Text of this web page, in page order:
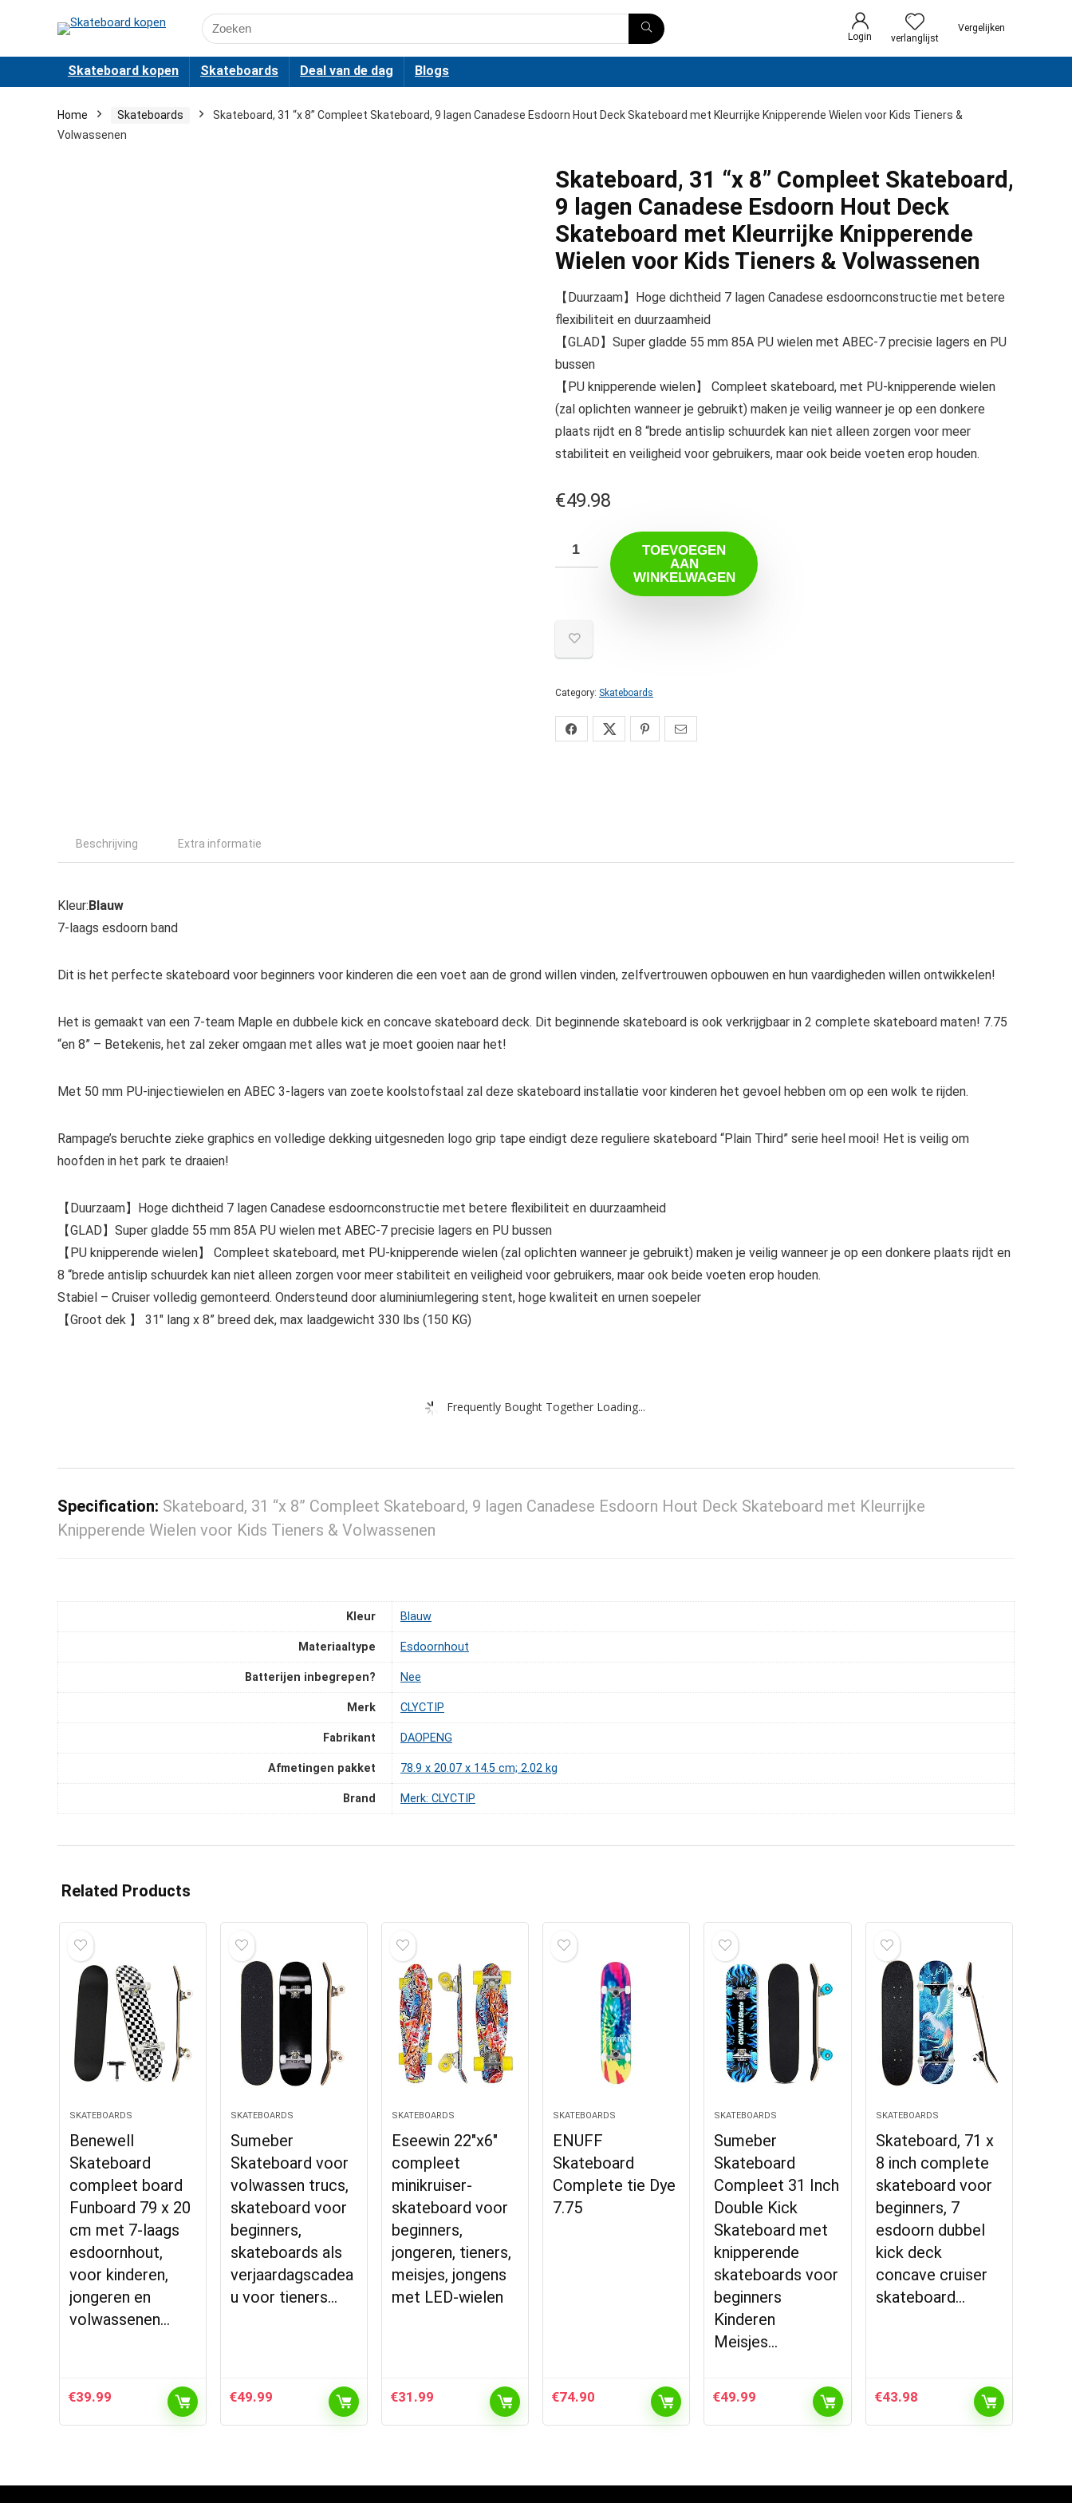
Search
for:
Login verlanglijst
Vergelijken
Skateboard kopen Skateboards Deal van de dag Blogs
Home Skateboards
Skateboard, 31 “x 8” Compleet Skateboard, 9 lagen Canadese Esdoorn Hout Deck Skateboard met Kleurrijke Knipperende Wielen voor Kids Tieners &
Volwassenen
Skateboard, 31 “x 8” Compleet Skateboard,
9 lagen Canadese Esdoorn Hout Deck
Skateboard met Kleurrijke Knipperende
Wielen voor Kids Tieners & Volwassenen
【Duurzaam】Hoge dichtheid 7 lagen Canadese esdoornconstructie met betere
flexibiliteit en duurzaamheid
【GLAD】Super gladde 55 mm 85A PU wielen met ABEC-7 precisie lagers en PU
bussen
【PU knipperende wielen】 Compleet skateboard, met PU-knipperende wielen
(zal oplichten wanneer je gebruikt) maken je veilig wanneer je op een donkere
plaats rijdt en 8 “brede antislip schuurdek kan niet alleen zorgen voor meer
stabiliteit en veiligheid voor gebruikers, maar ook beide voeten erop houden.
€49.98
TOEVOEGEN
AAN
WINKELWAGEN
Category: Skateboards
Beschrijving Extra informatie
Kleur:Blauw
7-laags esdoorn band
Dit is het perfecte skateboard voor beginners voor kinderen die een voet aan de grond willen vinden, zelfvertrouwen opbouwen en hun vaardigheden willen ontwikkelen!
Het is gemaakt van een 7-team Maple en dubbele kick en concave skateboard deck. Dit beginnende skateboard is ook verkrijgbaar in 2 complete skateboard maten! 7.75
“en 8” – Betekenis, het zal zeker omgaan met alles wat je moet gooien naar het!
Met 50 mm PU-injectiewielen en ABEC 3-lagers van zoete koolstofstaal zal deze skateboard installatie voor kinderen het gevoel hebben om op een wolk te rijden.
Rampage’s beruchte zieke graphics en volledige dekking uitgesneden logo grip tape eindigt deze reguliere skateboard “Plain Third” serie heel mooi! Het is veilig om
hoofden in het park te draaien!
【Duurzaam】Hoge dichtheid 7 lagen Canadese esdoornconstructie met betere flexibiliteit en duurzaamheid
【GLAD】Super gladde 55 mm 85A PU wielen met ABEC-7 precisie lagers en PU bussen
【PU knipperende wielen】 Compleet skateboard, met PU-knipperende wielen (zal oplichten wanneer je gebruikt) maken je veilig wanneer je op een donkere plaats rijdt en
8 “brede antislip schuurdek kan niet alleen zorgen voor meer stabiliteit en veiligheid voor gebruikers, maar ook beide voeten erop houden.
Stabiel – Cruiser volledig gemonteerd. Ondersteund door aluminiumlegering stent, hoge kwaliteit en urnen soepeler
【Groot dek 】 31″ lang x 8” breed dek, max laadgewicht 330 lbs (150 KG)
Frequently Bought Together Loading...
Specification: Skateboard, 31 “x 8” Compleet Skateboard, 9 lagen Canadese Esdoorn Hout Deck Skateboard met Kleurrijke
Knipperende Wielen voor Kids Tieners & Volwassenen
Kleur ‎Blauw
Materiaaltype ‎Esdoornhout
Batterijen inbegrepen? ‎Nee
Merk ‎CLYCTIP
Fabrikant ‎DAOPENG
Afmetingen pakket ‎78.9 x 20.07 x 14.5 cm; 2.02 kg
Brand Merk: CLYCTIP
Related Products
SKATEBOARDS
Benewell
Skateboard
compleet board
Funboard 79 x 20
cm met 7-laags
esdoornhout,
voor kinderen,
jongeren en
volwassenen…
€39.99
SKATEBOARDS
Sumeber
Skateboard voor
volwassen trucs,
skateboard voor
beginners,
skateboards als
verjaardagscadea
u voor tieners…
€49.99
SKATEBOARDS
Eseewin 22″x6″
compleet
minikruiser-
skateboard voor
beginners,
jongeren, tieners,
meisjes, jongens
met LED-wielen
€31.99
SKATEBOARDS
ENUFF
Skateboard
Complete tie Dye
7.75
€74.90
SKATEBOARDS
Sumeber
Skateboard
Compleet 31 Inch
Double Kick
Skateboard met
knipperende
skateboards voor
beginners
Kinderen
Meisjes…
€49.99
SKATEBOARDS
Skateboard, 71 x
8 inch complete
skateboard voor
beginners, 7
esdoorn dubbel
kick deck
concave cruiser
skateboard…
€43.98